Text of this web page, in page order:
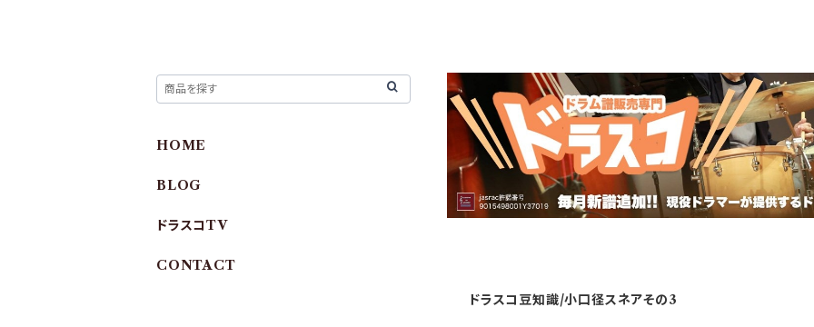
ドラスコ豆知識/小口径スネアその3
HOME
BLOG
ドラスコTV
CONTACT